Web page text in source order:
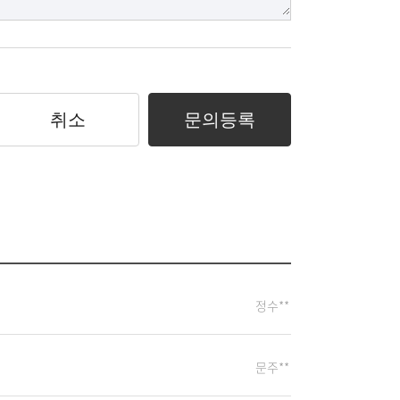
취소 문의등록
정수**
문주**